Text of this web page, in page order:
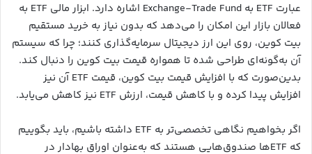
عبارت ETF به Exchange-Trade Fund اشاره دارد. ابزار مالی ETF به
فعالان بازار این امکان را می‌دهد که بدون نیاز به خرید مستقیم
بیت کوین، روی این ارز دیجیتال سرمایه‌گذاری کنند؛ چرا که سیستم
آن به‌گونه‌ای طراحی شده تا همواره قیمت بیت کوین را دنبال کند.
بدین‌صورت که با افزایش قیمت بیت کوین، قیمت ETF آن نیز
افزایش پیدا کرده و با کاهش قیمت، ارزش ETF نیز کاهش می‌یابد.
اگر بخواهیم نگاهی تخصصی‌تر به ETF داشته باشیم، باید بگوییم
که ETFها صندوق‌هایی هستند که به‌عنوان اوراق بهادار در